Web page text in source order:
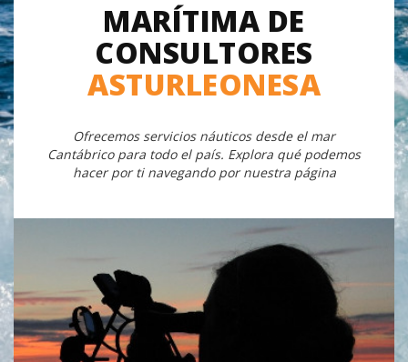
MARÍTIMA DE
CONSULTORES
ASTURLEONESA
Ofrecemos servicios náuticos desde el mar
Cantábrico para todo el país. Explora qué podemos
hacer por ti navegando por nuestra página